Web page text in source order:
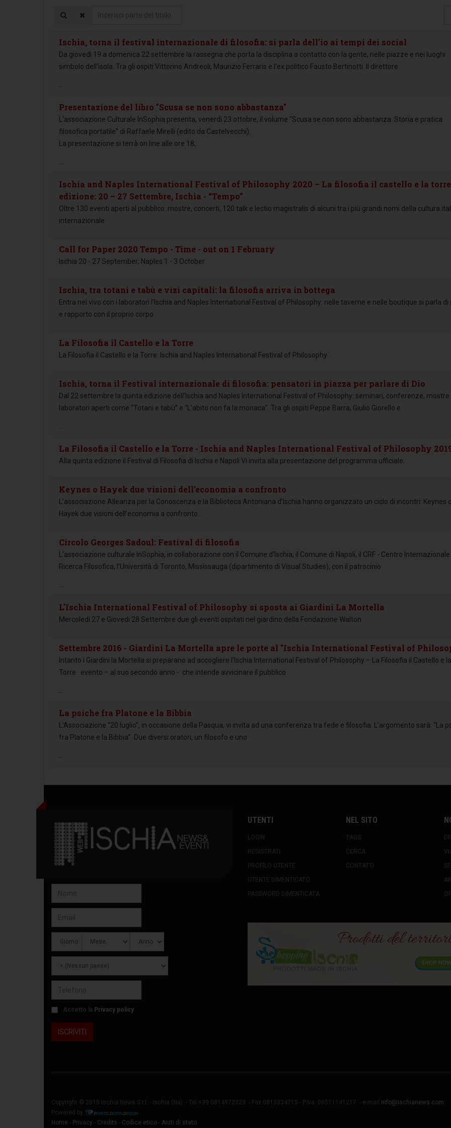
titolo
Ischia, torna il festival internazionale di filosofia: si parla dell’io ai tempi dei social
Da giovedì 19 a domenica 22 settembre la rassegna che porta la disciplina a contatto con la gente, nelle piazze e nei luoghi
simbolo dell’isola. Tra gli ospiti Vittorino Andreoli, Maurizio Ferraris e l’ex politico Fausto Bertinotti. Il direttore
Presentazione del libro "Scusa se non sono abbastanza"
L’associazione Culturale InSophia presenta, venerdì 23 ottobre, il volume “Scusa se non sono abbastanza. Storia e pratica
filosofica portatile” di Raffaele Mirelli (edito da Castelvecchi).
La presentazione si terrà on line alle ore 18,
Ischia and Naples International Festival of Philosophy 2020 – La filosofia il castello e la
edizione: 20 – 27 Settembre, Ischia - “Tempo”
Oltre 130 eventi aperti al pubblico: mostre, concerti, 120 talk e lectio magistralis di alcuni tra i più grandi nomi della cultura
internazionale.
Call for Paper 2020 Tempo - Time - out on 1 February
Ischia 20 - 27 September; Naples 1 - 3 October
Ischia, tra totani e tabù e vizi capitali: la filosofia arriva in bottega
Entra nel vivo con i laboratori l’Ischia and Naples International Festival of Philosophy: nelle taverne e nelle boutique si parla di
e rapporto con il proprio corpo
La Filosofia il Castello e la Torre
La Filosofia il Castello e la Torre: Ischia and Naples International Festival of Philosophy
Ischia, torna il Festival internazionale di filosofia: pensatori in piazza per parlare di Dio
Dal 22 settembre la quinta edizione dell’Ischia and Naples International Festival of Philosophy: seminari, conferenze, mostre
laboratori aperti come “Totani e tabù” e “L’abito non fa la monaca”. Tra gli ospiti Peppe Barra, Giulio Giorello e
La Filosofia il Castello e la Torre - Ischia and Naples International Festival of Philosophy
Alla quinta edizione il Festival di Filosofia di Ischia e Napoli Vi invita alla presentazione del programma ufficiale.
Keynes o Hayek due visioni dell’economia a confronto
L’associazione Alleanza per la Conoscenza e la Biblioteca Antoniana d’Ischia hanno organizzato un ciclo di incontri: Keynes o
Hayek due visioni dell’economia a confronto.
Circolo Georges Sadoul: Festival di filosofia
L’associazione culturale InSophia, in collaborazione con il Comune d’Ischia, il Comune di Napoli, il CRF - Centro
Ricerca Filosofica, l’Università di Toronto, Mississauga (dipartimento di Visual Studies), con il patrocinio
L'Ischia International Festival of Philosophy si sposta ai Giardini La Mortella
Mercoledi 27 e Giovedi 28 Settembre due gli eventi ospitati nel giardino della Fondazione Walton
Settembre 2016 - Giardini La Mortella apre le porte al "Ischia International Festival of
Intanto i Giardini la Mortella si preparano ad accogliere l’Ischia International Festival of Philosophy – La Filosofia il Castello e la
Torre evento – al suo secondo anno - che intende avvicinare il pubblico
La psiche fra Platone e la Bibbia
L’Associazione “20 luglio”, in occasione della Pasqua, vi invita ad una conferenza tra fede e filosofia. L’argomento sarà: “La
fra Platone e la Bibbia”. Due diversi oratori, un filosofo e uno
Accetto la Privacy policy
UTENTI
LOGIN
REGISTRATI
PROFILO UTENTE
UTENTE DIMENTICATO
PASSWORD DIMENTICATA
NEL SITO
TAGS
CERCA
CONTATTI
Copyright © 2015 Ischia News S.r.l. - Ischia (Na) - Tel.+39 0814972323 - Fax 0813334715 - P.Iva: 06511141217 - e-mail info@ischianews.com
Powered by
Home - Privacy - Credits - Codice etico - Aiuti di stato